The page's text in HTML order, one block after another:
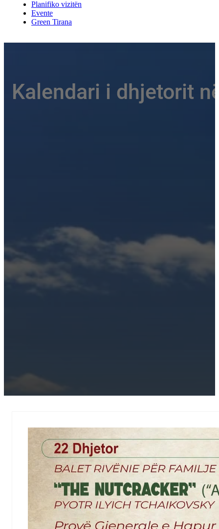
Planifiko vizitën
Evente
Green Tirana
Kalendari i dhjetorit